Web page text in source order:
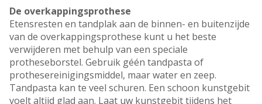
De overkappingsprothese
Etensresten en tandplak aan de binnen- en buitenzijde
van de overkappingsprothese kunt u het beste
verwijderen met behulp van een speciale
protheseborstel. Gebruik géén tandpasta of
prothesereinigingsmiddel, maar water en zeep.
Tandpasta kan te veel schuren. Een schoon kunstgebit
voelt altijd glad aan. Laat uw kunstgebit tijdens het